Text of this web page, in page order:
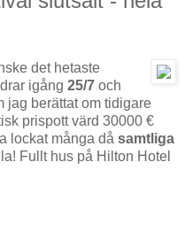
det hetaste
igång 25/7 och
jag berättat om tidigare
prispott värd 30000 €
lockat många då samtliga
Fullt hus på Hilton Hotel